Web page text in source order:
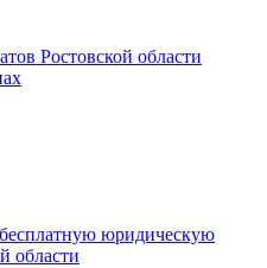
Ростовской области
юридическую
области